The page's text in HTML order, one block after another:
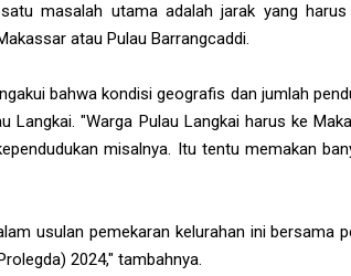
masalah utama adalah jarak yang harus
atau Pulau Barrangcaddi.
bahwa kondisi geografis dan jumlah
Langkai. "Warga Pulau Langkai harus ke
misalnya. Itu tentu memakan
usulan pemekaran kelurahan ini bersama
2024," tambahnya.